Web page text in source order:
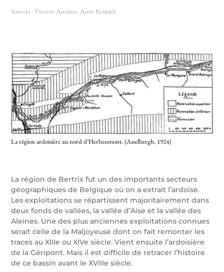
Sources : Vincent Anciaux, Anne Remacle
La région ardoisière au nord d’Herbeumont. (Asselbergh, 1924)
La région de Bertrix fut un des importants secteurs
géographiques de Belgique où on a extrait l’ardoise.
Les exploitations se répartissent majoritairement dans
deux fonds de vallées, la vallée d’Aise et la vallée des
Aleines. Une des plus anciennes exploitations connues
serait celle de la Maljoyeuse dont on fait remonter les
traces au XIIIe ou XIVe siècle. Vient ensuite l’ardoisière
de la Géripont. Mais il est difficile de retracer l’histoire
de ce bassin avant le XVIIIe siècle.